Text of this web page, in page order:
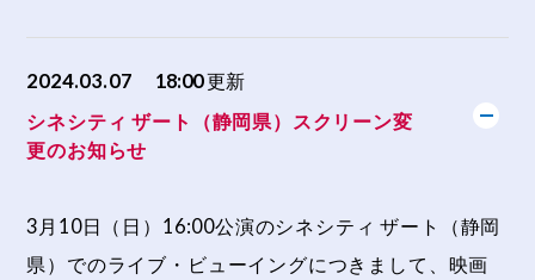
2024.03.07 18:00更新
シネシティ ザート（静岡県）スクリーン変
更のお知らせ
3月10日（日）16:00公演のシネシティ ザート（静岡
県）でのライブ・ビューイングにつきまして、映画